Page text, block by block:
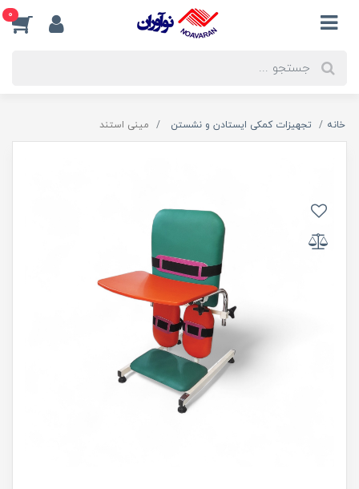
0
خانه تجهیزات کمکی ایستادن و نشستن مینی استند